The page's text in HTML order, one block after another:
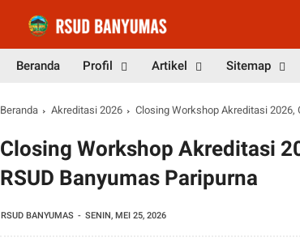
Beranda Profil Artikel Sitemap
Beranda Akreditasi 2026 Closing Workshop Akreditasi 2026,
Closing Workshop Akreditasi
RSUD Banyumas Paripurna
RSUD BANYUMAS SENIN, MEI 25, 2026